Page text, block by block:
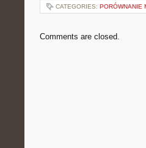
CATEGORIES: PORÓWNANIE
Comments are closed.